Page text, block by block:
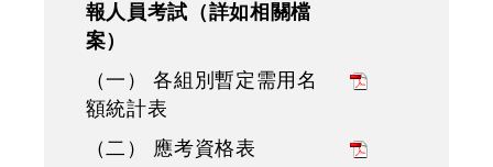
報人員考試（詳如相關檔
案）
（一） 各組別暫定需用名
額統計表
（二） 應考資格表